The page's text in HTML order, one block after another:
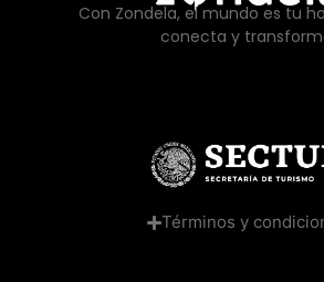
Con Zondela, el mundo es tu
conecta y
Términos y